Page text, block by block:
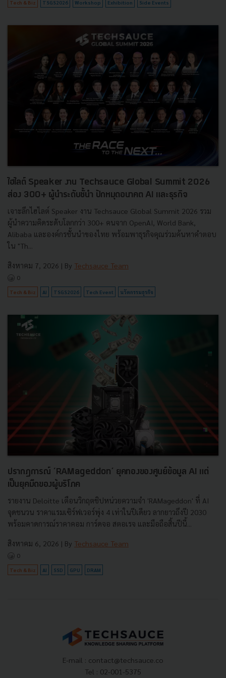
Tech & Biz TSGS2026 Workshop Exhibition Side Events
ไฮไลต์ Speaker งาน Techsauce Global Summit 2026
ส่อง 300+ ผู้นำระดับชั้นำ ปักหมุดอนาคต AI และธุรกิจ
เจาะลึกไฮไลต์ Speaker งาน Techsauce Global Summit 2026 รวม
ผู้นำความคิดระดับโลกกว่า 300+ คนจาก OpenAI, World Bank,
Alibaba และองค์กรชั้นนำของไทย พร้อมพาธุรกิจคุณร่วมค้นหาคำตอบ
ใน "Th...
สิงหาคม 7, 2026 | By Techsauce Team
0
Tech & Biz AI TSGS2026 Tech Event นวัตกรรมธุรกิจ
ปรากฏการณ์ ‘RAMageddon’ ยุคทองของศูนย์ข้อมูล AI แต่
เป็นยุคมืดของผู้บริโภค
รายงาน Deloitte เตือนวิกฤตชิปหน่วยความจำ 'RAMageddon' ที่ AI
จุดชนวน ราคาแรมเซิร์ฟเวอร์พุ่ง 4 เท่าในปีเดียว ลากยาวถึงปี 2030
พร้อมคาดการณ์ราคาคอม การ์ดจอ สตอเรจ และมือถือสิ้นปีนี้...
สิงหาคม 6, 2026 | By Techsauce Team
0
Tech & Biz AI SSD GPU DRAM
E-mail : contact@techsauce.co
Tel : 02-001-5375